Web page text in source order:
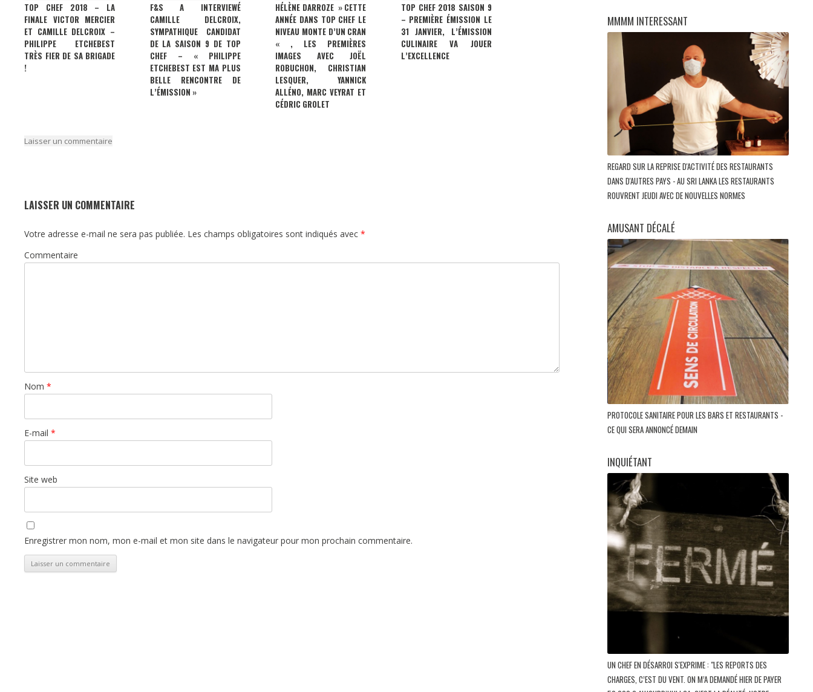
TOP CHEF 2018 – LA
FINALE VICTOR MERCIER
ET CAMILLE DELCROIX –
PHILIPPE ETCHEBEST
TRÈS FIER DE SA BRIGADE
!
F&S A INTERVIEWÉ
CAMILLE DELCROIX,
SYMPATHIQUE CANDIDAT
DE LA SAISON 9 DE TOP
CHEF – « PHILIPPE
ETCHEBEST EST MA PLUS
BELLE RENCONTRE DE
L’ÉMISSION »
HÉLÈNE DARROZE » CETTE
ANNÉE DANS TOP CHEF LE
NIVEAU MONTE D’UN CRAN
« , LES PREMIÈRES
IMAGES AVEC JOËL
ROBUCHON, CHRISTIAN
LESQUER, YANNICK
ALLÉNO, MARC VEYRAT ET
CÉDRIC GROLET
TOP CHEF 2018 SAISON 9
– PREMIÈRE ÉMISSION LE
31 JANVIER, L’ÉMISSION
CULINAIRE VA JOUER
L’EXCELLENCE
Laisser un commentaire
LAISSER UN COMMENTAIRE
Votre adresse e-mail ne sera pas publiée. Les champs obligatoires sont indiqués avec *
Commentaire
Nom *
E-mail *
Site web
Enregistrer mon nom, mon e-mail et mon site dans le navigateur pour mon prochain commentaire.
MMMM INTERESSANT
REGARD SUR LA REPRISE D'ACTIVITÉ DES RESTAURANTS
DANS D'AUTRES PAYS - AU SRI LANKA LES RESTAURANTS
ROUVRENT JEUDI AVEC DE NOUVELLES NORMES
AMUSANT DÉCALÉ
PROTOCOLE SANITAIRE POUR LES BARS ET RESTAURANTS -
CE QUI SERA ANNONCÉ DEMAIN
INQUIÉTANT
UN CHEF EN DÉSARROI S'EXPRIME : "LES REPORTS DES
CHARGES, C’EST DU VENT. ON M’A DEMANDÉ HIER DE PAYER